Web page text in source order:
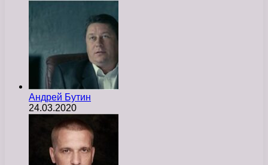
Андрей Бутин
24.03.2020